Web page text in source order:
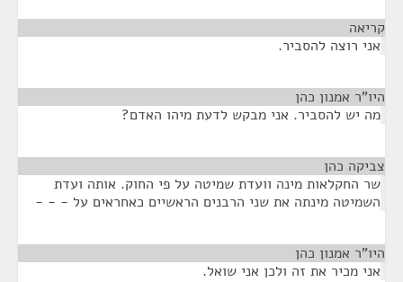
קריאה
אני רוצה להסביר.
היו"ר אמנון כהן
מה יש להסביר. אני מבקש לדעת מיהו האדם?
צביקה כהן
שר החקלאות מינה וועדת שמיטה על פי החוק. אותה ועדת
השמיטה מינתה את שני הרבנים הראשיים כאחראים על - - -
היו"ר אמנון כהן
אני מכיר את זה ולכן אני שואל.